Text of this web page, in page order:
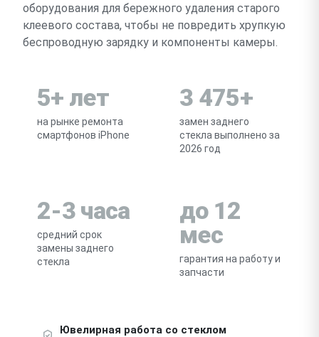
оборудования для бережного удаления старого
клеевого состава, чтобы не повредить хрупкую
беспроводную зарядку и компоненты камеры.
5+ лет
на рынке ремонта
смартфонов iPhone
3 475+
замен заднего
стекла выполнено за
2026 год
2-3 часа
средний срок
замены заднего
стекла
до 12
мес
гарантия на работу и
запчасти
Ювелирная работа со стеклом